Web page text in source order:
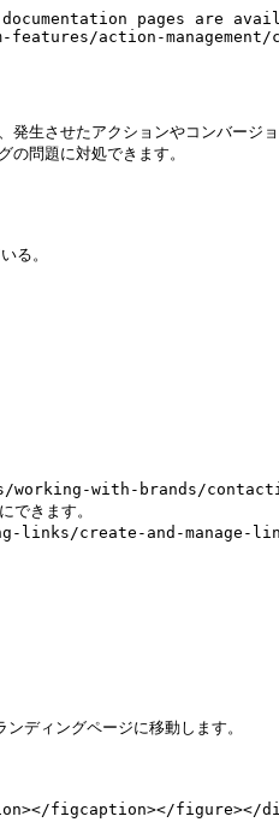
pages are
action-
生させたアクションやコンバージ
問題に対処できます。
る。
working-with-brands/
links/create-and-
ディングページに移動します。
figcaption></figure></